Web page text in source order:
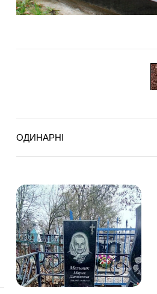
ОДИНАРНІ
Навігація
записів